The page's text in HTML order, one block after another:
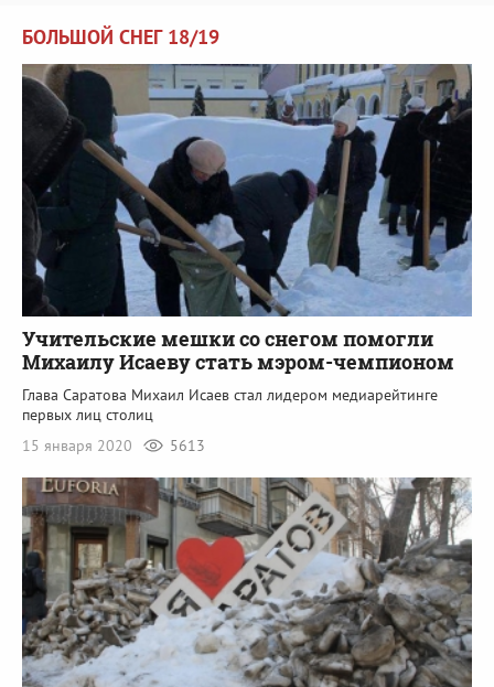
БОЛЬШОЙ СНЕГ 18/19
Учительские мешки со снегом помогли
Михаилу Исаеву стать мэром-чемпионом
Глава Саратова Михаил Исаев стал лидером медиарейтинге
первых лиц столиц
15 января 2020
5613